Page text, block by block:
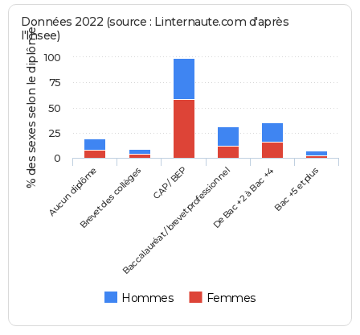
% des sexes selon le diplôme
Données 2022 (source : Linternaute.com d'après
l'Insee)
Hommes Femmes
Aucun diplômeBrevet des collèges CAP / BEP
Baccalauréat / brevet professionnelDe Bac +2 à Bac +4Bac +5 et plus
0
25
50
75
100